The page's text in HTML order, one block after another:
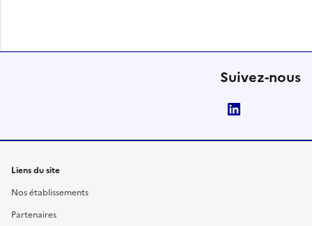
Suivez-nous
Liens du site
Nos établissements
Partenaires